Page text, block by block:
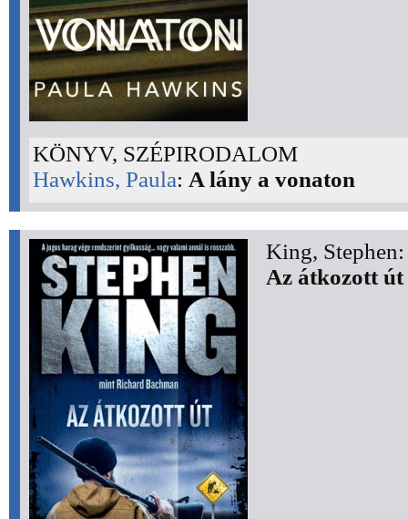
KÖNYV, SZÉPIRODALOM
Hawkins, Paula: A lány a vonaton
King, Stephen:
Az átkozott út